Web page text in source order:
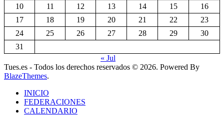
10
11 12 13 14 15
16
17
18 19 20 21 22
23
24
25 26 27 28 29
30
31
« Jul
Tues.es - Todos los derechos reservados © 2026. Powered By
BlazeThemes.
INICIO
FEDERACIONES
CALENDARIO